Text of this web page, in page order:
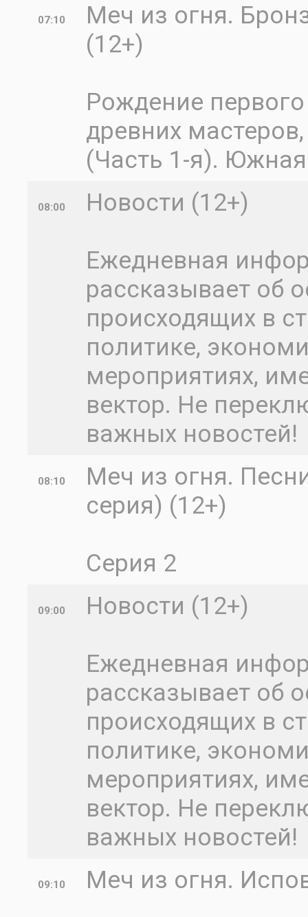
07:10
Меч из огня.
(12+)
Рождение
древних
(Часть 1-я).
08:00
Новости (12+)
Ежедневная
рассказывает об
происходящих в
политике,
мероприятиях,
вектор. Не
важных новостей!
08:10
Меч из огня.
серия) (12+)
Серия 2
09:00
Новости (12+)
Ежедневная
рассказывает об
происходящих в
политике,
мероприятиях,
вектор. Не
важных новостей!
09:10 Меч из огня.